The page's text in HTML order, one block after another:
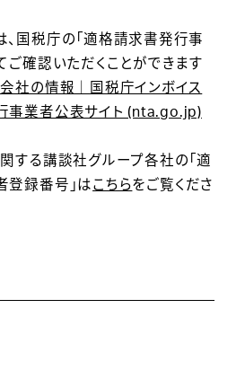
国税庁の「適格請求書発行事
ご確認いただくことができます
社の情報｜国税庁インボイス
事業者公表サイト (nta.go.jp)
する講談社グループ各社の「適
録番号」はこちらをご覧くださ